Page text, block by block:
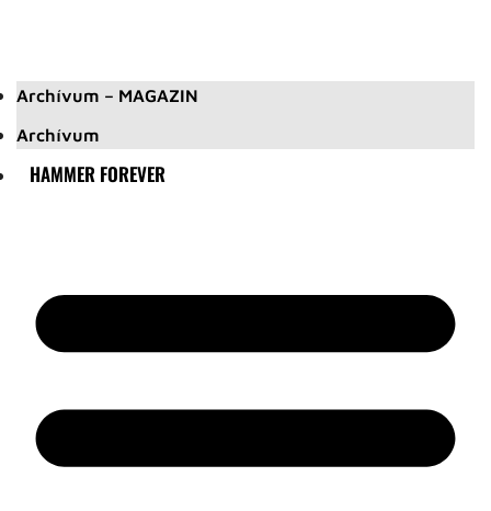
Archívum – MAGAZIN
Archívum
HAMMER FOREVER